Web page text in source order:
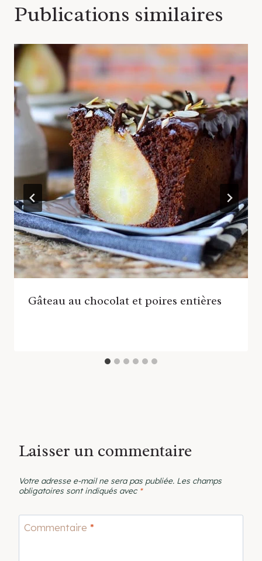
Publications similaires
Gâteau au chocolat et poires entières
Laisser un commentaire
Votre adresse e-mail ne sera pas publiée. Les champs
obligatoires sont indiqués avec *
Commentaire *